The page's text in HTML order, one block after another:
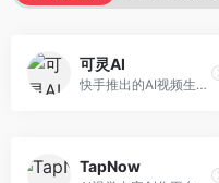
可灵AI
快手推出的AI视频生成平台，支持文生视频和图生视频，可生成长达2分钟的高质量视频内容。面向短视频创作者和营销人员，操作简便，生成效果逼真，适合商业推广和创意表达。
TapNow